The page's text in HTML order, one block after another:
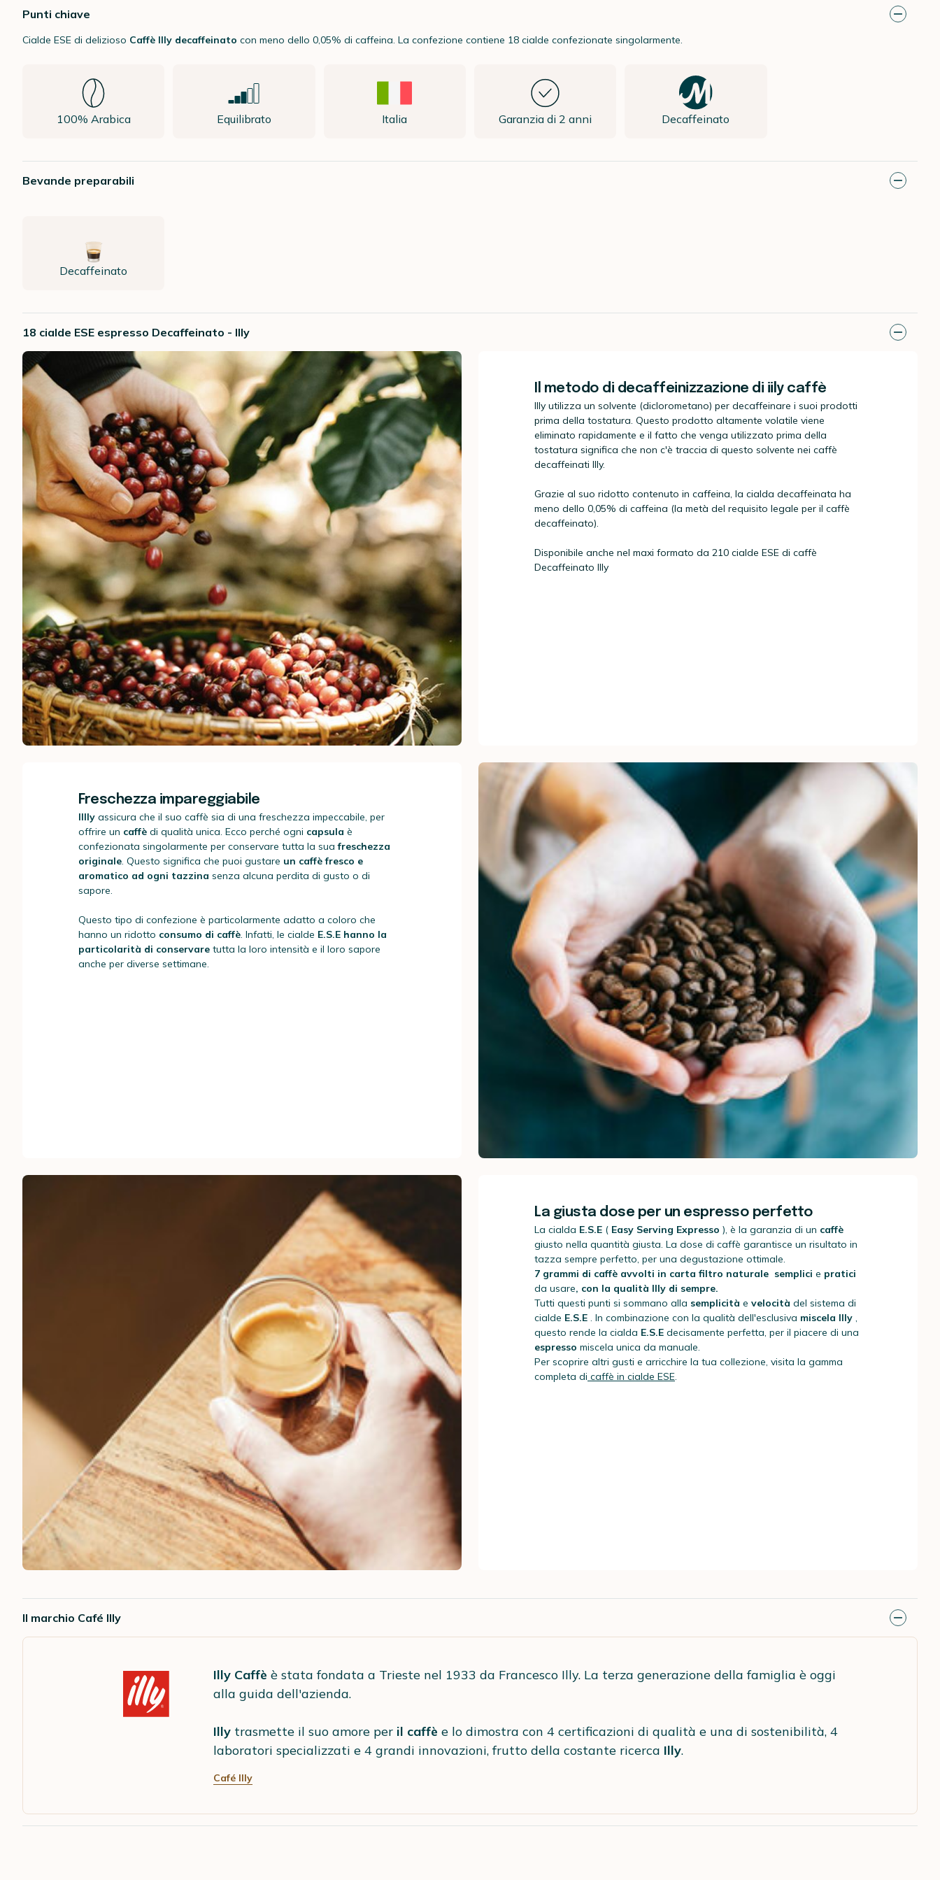
Punti chiave
Cialde ESE di delizioso Caffè Illy decaffeinato con meno dello 0,05% di caffeina. La confezione contiene 18 cialde confezionate singolarmente.
100% Arabica Equilibrato Italia Garanzia di 2 anni Decaffeinato
Bevande preparabili
Decaffeinato
18 cialde ESE espresso Decaffeinato - Illy
Il metodo di decaffeinizzazione di iily caffè
IIly utilizza un solvente (diclorometano) per decaffeinare i suoi prodotti
prima della tostatura. Questo prodotto altamente volatile viene
eliminato rapidamente e il fatto che venga utilizzato prima della
tostatura significa che non c'è traccia di questo solvente nei caffè
decaffeinati Illy.
Grazie al suo ridotto contenuto in caffeina, la cialda decaffeinata ha
meno dello 0,05% di caffeina (la metà del requisito legale per il caffè
decaffeinato).
Disponibile anche nel maxi formato da 210 cialde ESE di caffè
Decaffeinato Illy
Freschezza impareggiabile
IIlly assicura che il suo caffè sia di una freschezza impeccabile, per
offrire un caffè di qualità unica. Ecco perché ogni capsula è
confezionata singolarmente per conservare tutta la suafreschezza
originale. Questo significa che puoi gustare un caffè fresco e
aromatico ad ogni tazzina senza alcuna perdita di gusto o di
sapore.
Questo tipo di confezione è particolarmente adatto a coloro che
hanno un ridotto consumo di caffè. Infatti, le cialde E.S.E hanno la
particolarità di conservare tutta la loro intensità e il loro sapore
anche per diverse settimane.
La giusta dose per un espresso perfetto
La cialda E.S.E ( Easy Serving Expresso ), è la garanzia di un caffè
giusto nella quantità giusta. La dose di caffè garantisce un risultato in
tazza sempre perfetto, per una degustazione ottimale.
7 grammi di caffè avvolti in carta filtro naturale semplici e pratici
da usare, con la qualità Illy di sempre.
Tutti questi punti si sommano alla semplicità e velocità del sistema di
cialde E.S.E . In combinazione con la qualità dell'esclusiva miscela Illy ,
questo rende la cialda E.S.E decisamente perfetta, per il piacere di una
espresso miscela unica da manuale.
Per scoprire altri gusti e arricchire la tua collezione, visita la gamma
completa di caffè in cialde ESE.
Il marchio Café Illy
Illy Caffè è stata fondata a Trieste nel 1933 da Francesco Illy. La terza generazione della famiglia è oggi
alla guida dell'azienda.
Illy trasmette il suo amore per il caffè e lo dimostra con 4 certificazioni di qualità e una di sostenibilità, 4
laboratori specializzati e 4 grandi innovazioni, frutto della costante ricerca Illy.
Café Illy